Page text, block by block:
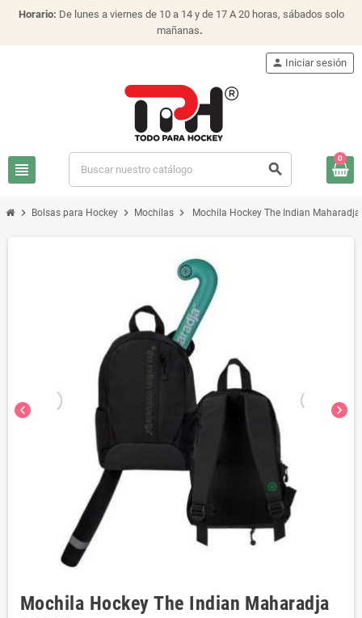
Horario: De lunes a viernes de 10 a 14 y de 17 A 20 horas, sábados solo
mañanas.
view_headline search
person Iniciar sesión
0
chevron_right Bolsas para Hockey chevron_right Mochilas chevron_right Mochila Hockey The Indian Maharadja
chevron_left chevron_right
Mochila Hockey The Indian Maharadja